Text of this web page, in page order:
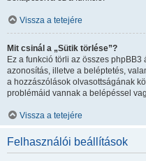
Vissza a tetejére
Mit csinál a „Sütik törlése”?
Ez a funkció törli az összes phpBB3
azonosítás, illetve a beléptetés,
a hozzászólások olvasottságának
problémáid vannak a belépéssel
Vissza a tetejére
Felhasználói beállítások